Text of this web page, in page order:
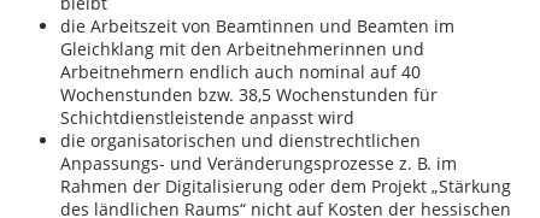
die Arbeitszeit von Beamtinnen und Beamten im
Gleichklang mit den Arbeitnehmerinnen und
Arbeitnehmern endlich auch nominal auf 40
Wochenstunden bzw. 38,5 Wochenstunden für
Schichtdienstleistende anpasst wird
die organisatorischen und dienstrechtlichen
Anpassungs- und Veränderungsprozesse z. B. im
Rahmen der Digitalisierung oder dem Projekt „Stärkung
des ländlichen Raums“ nicht auf Kosten der hessischen